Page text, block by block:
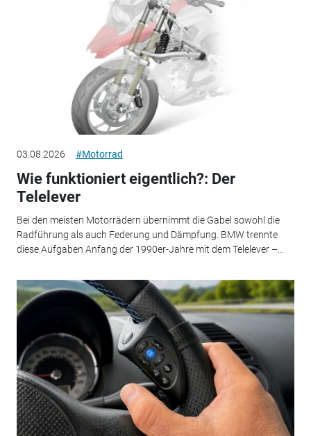
03.08.2026 #Motorrad
Wie funktioniert eigentlich?: Der
Telelever
Bei den meisten Motorrädern übernimmt die Gabel sowohl die
Radführung als auch Federung und Dämpfung. BMW trennte
diese Aufgaben Anfang der 1990er-Jahre mit dem Telelever –...